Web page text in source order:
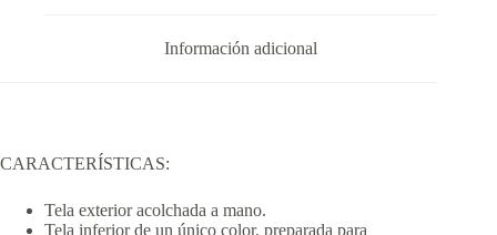
Información adicional
CARACTERÍSTICAS:
Tela exterior acolchada a mano.
Tela inferior de un único color, preparada para